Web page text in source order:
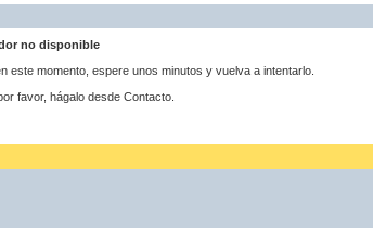
no disponible
este momento, espere unos minutos y vuelva a intentarlo.
favor, hágalo desde Contacto.